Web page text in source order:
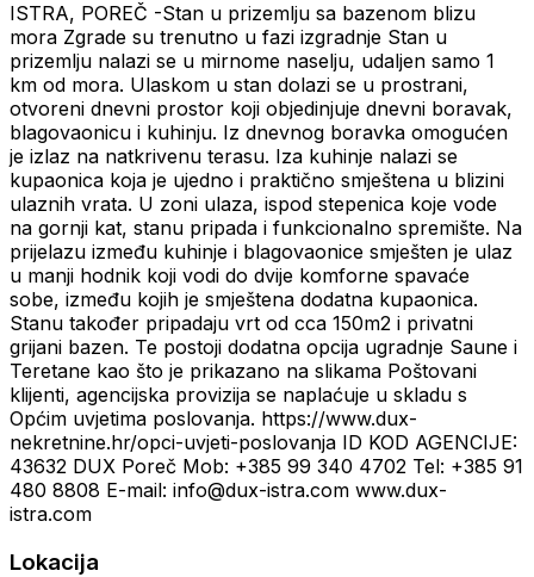
ISTRA, POREČ -Stan u prizemlju sa bazenom blizu
mora Zgrade su trenutno u fazi izgradnje Stan u
prizemlju nalazi se u mirnome naselju, udaljen samo 1
km od mora. Ulaskom u stan dolazi se u prostrani,
otvoreni dnevni prostor koji objedinjuje dnevni boravak,
blagovaonicu i kuhinju. Iz dnevnog boravka omogućen
je izlaz na natkrivenu terasu. Iza kuhinje nalazi se
kupaonica koja je ujedno i praktično smještena u blizini
ulaznih vrata. U zoni ulaza, ispod stepenica koje vode
na gornji kat, stanu pripada i funkcionalno spremište. Na
prijelazu između kuhinje i blagovaonice smješten je ulaz
u manji hodnik koji vodi do dvije komforne spavaće
sobe, između kojih je smještena dodatna kupaonica.
Stanu također pripadaju vrt od cca 150m2 i privatni
grijani bazen. Te postoji dodatna opcija ugradnje Saune i
Teretane kao što je prikazano na slikama Poštovani
klijenti, agencijska provizija se naplaćuje u skladu s
Općim uvjetima poslovanja. https://www.dux-
nekretnine.hr/opci-uvjeti-poslovanja ID KOD AGENCIJE:
43632 DUX Poreč Mob: +385 99 340 4702 Tel: +385 91
480 8808 E-mail: info@dux-istra.com www.dux-
istra.com
Lokacija